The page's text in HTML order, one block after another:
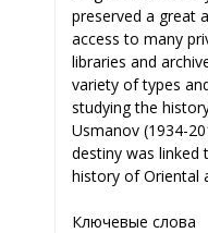
preserved a great
access to many
libraries and
variety of types
studying the
Usmanov (1934-
destiny was linked
history of Oriental
Ключевые слова